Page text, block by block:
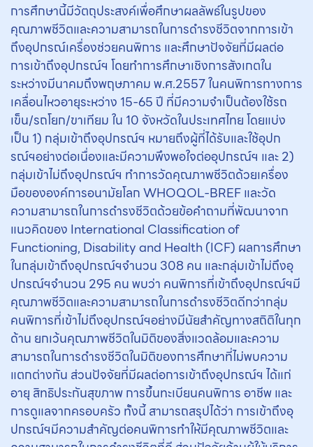
การศึกษานี้มีวัตถุประสงค์เพื่อศึกษาผลลัพธ์ในรูปของ
คุณภาพชีวิตและความสามารถในการดำรงชีวิตจากการเข้า
ถึงอุปกรณ์เครื่องช่วยคนพิการ และศึกษาปัจจัยที่มีผลต่อ
การเข้าถึงอุปกรณ์ฯ โดยทำการศึกษาเชิงการสังเกตใน
ระหว่างมีนาคมถึงพฤษภาคม พ.ศ.2557 ในคนพิการทางการ
เคลื่อนไหวอายุระหว่าง 15-65 ปี ที่มีความจำเป็นต้องใช้รถ
เข็น/รถโยก/ขาเทียม ใน 10 จังหวัดในประเทศไทย โดยแบ่ง
เป็น 1) กลุ่มเข้าถึงอุปกรณ์ฯ หมายถึงผู้ที่ได้รับและใช้อุปก
รณ์ฯอย่างต่อเนื่องและมีความพึงพอใจต่ออุปกรณ์ฯ และ 2)
กลุ่มเข้าไม่ถึงอุปกรณ์ฯ ทำการวัดคุณภาพชีวิตด้วยเครื่อง
มือขององค์การอนามัยโลก WHOQOL-BREF และวัด
ความสามารถในการดำรงชีวิตด้วยข้อคำถามที่พัฒนาจาก
แนวคิดของ International Classification of
Functioning, Disability and Health (ICF) ผลการศึกษา
ในกลุ่มเข้าถึงอุปกรณ์ฯจำนวน 308 คน และกลุ่มเข้าไม่ถึงอุ
ปกรณ์ฯจำนวน 295 คน พบว่า คนพิการที่เข้าถึงอุปกรณ์ฯมี
คุณภาพชีวิตและความสามารถในการดำรงชีวิตดีกว่ากลุ่ม
คนพิการที่เข้าไม่ถึงอุปกรณ์ฯอย่างมีนัยสำคัญทางสถิติในทุก
ด้าน ยกเว้นคุณภาพชีวิตในมิติของสิ่งแวดล้อมและความ
สามารถในการดำรงชีวิตในมิติของการศึกษาที่ไม่พบความ
แตกต่างกัน ส่วนปัจจัยที่มีผลต่อการเข้าถึงอุปกรณ์ฯ ได้แก่
อายุ สิทธิประกันสุขภาพ การขึ้นทะเบียนคนพิการ อาชีพ และ
การดูแลจากครอบครัว ทั้งนี้ สามารถสรุปได้ว่า การเข้าถึงอุ
ปกรณ์ฯมีความสำคัญต่อคนพิการทำให้มีคุณภาพชีวิตและ